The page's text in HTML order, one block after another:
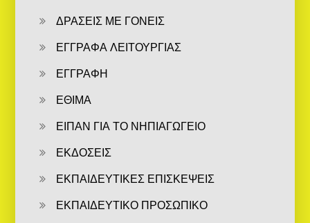
ΔΡΑΣΕΙΣ ΜΕ ΓΟΝΕΙΣ
ΕΓΓΡΑΦΑ ΛΕΙΤΟΥΡΓΙΑΣ
ΕΓΓΡΑΦΗ
ΕΘΙΜΑ
ΕΙΠΑΝ ΓΙΑ ΤΟ ΝΗΠΙΑΓΩΓΕΙΟ
ΕΚΔΟΣΕΙΣ
ΕΚΠΑΙΔΕΥΤΙΚΕΣ ΕΠΙΣΚΕΨΕΙΣ
ΕΚΠΑΙΔΕΥΤΙΚΟ ΠΡΟΣΩΠΙΚΟ